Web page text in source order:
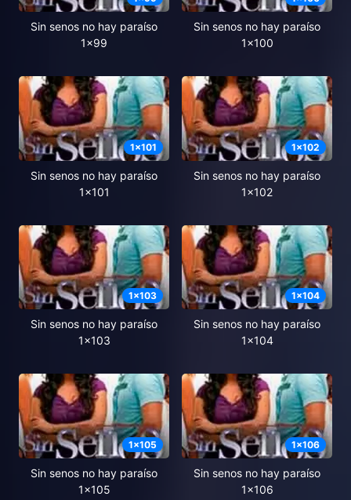
Sin senos no hay paraíso
1x99
Sin senos no hay paraíso
1x100
1x101
Sin senos no hay paraíso
1x101
1x102
Sin senos no hay paraíso
1x102
1x103
Sin senos no hay paraíso
1x103
1x104
Sin senos no hay paraíso
1x104
1x105
Sin senos no hay paraíso
1x105
1x106
Sin senos no hay paraíso
1x106